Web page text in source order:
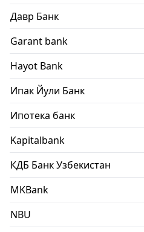
Давр Банк
Garant bank
Hayot Bank
Ипак Йули Банк
Ипотека банк
Kapitalbank
КДБ Банк Узбекистан
MKBank
NBU